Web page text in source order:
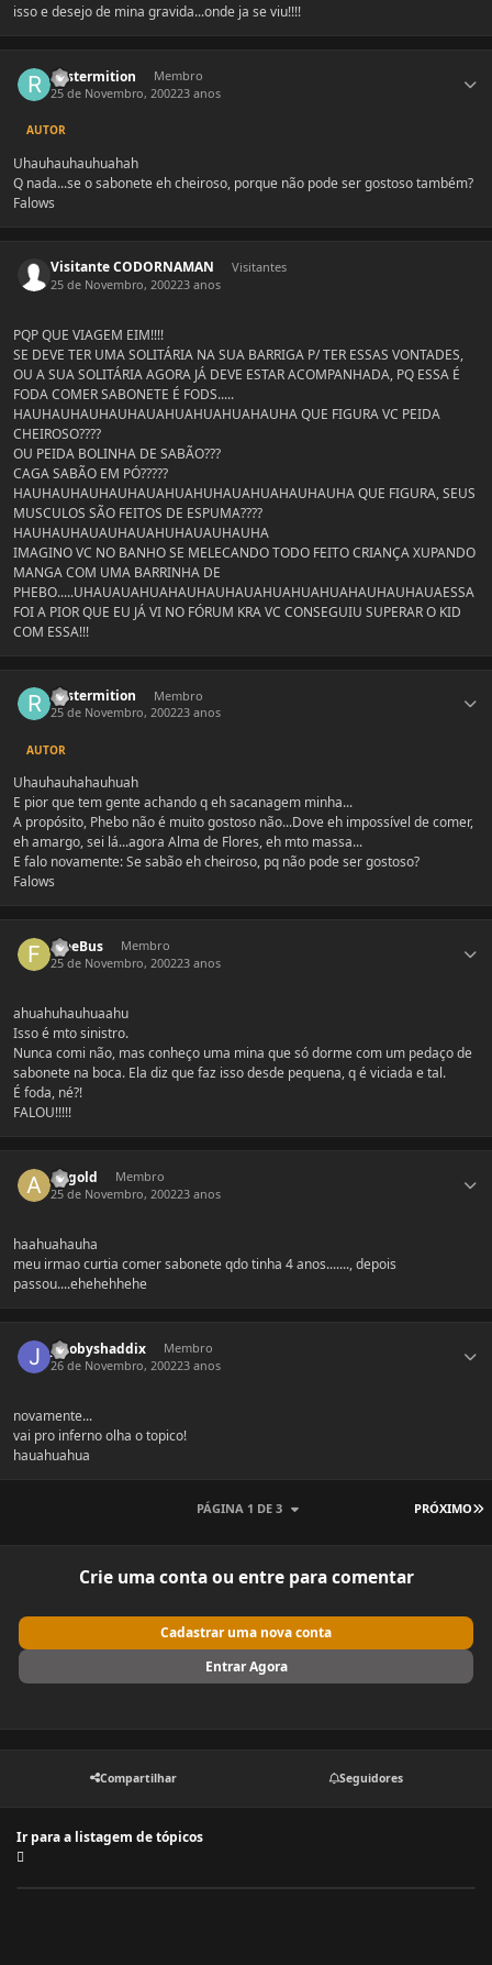
isso e desejo de mina gravida...onde ja se viu!!!!
Rastermition
Membro
25 de Novembro, 200223 anos
AUTOR
Uhauhauhauhuahah
Q nada...se o sabonete eh cheiroso, porque não pode ser gostoso também?
Falows
Visitante CODORNAMAN
Visitantes
25 de Novembro, 200223 anos
PQP QUE VIAGEM EIM!!!!
SE DEVE TER UMA SOLITÁRIA NA SUA BARRIGA P/ TER ESSAS VONTADES,
OU A SUA SOLITÁRIA AGORA JÁ DEVE ESTAR ACOMPANHADA, PQ ESSA É
FODA COMER SABONETE É FODS.....
HAUHAUHAUHAUHAUAHUAHUAHUAHAUHA QUE FIGURA VC PEIDA
CHEIROSO????
OU PEIDA BOLINHA DE SABÃO???
CAGA SABÃO EM PÓ?????
HAUHAUHAUHAUHAUAHUAHUHAUAHUAHAUHAUHA QUE FIGURA, SEUS
MUSCULOS SÃO FEITOS DE ESPUMA????
HAUHAUHAUAUHAUAHUHAUAUHAUHA
IMAGINO VC NO BANHO SE MELECANDO TODO FEITO CRIANÇA XUPANDO
MANGA COM UMA BARRINHA DE
PHEBO.....UHAUAUAHUAHAUHAUHAUAHUAHUAHUAHAUHAUHAUAESSA
FOI A PIOR QUE EU JÁ VI NO FÓRUM KRA VC CONSEGUIU SUPERAR O KID
COM ESSA!!!
Rastermition
Membro
25 de Novembro, 200223 anos
AUTOR
Uhauhauhahauhuah
E pior que tem gente achando q eh sacanagem minha...
A propósito, Phebo não é muito gostoso não...Dove eh impossível de comer,
eh amargo, sei lá...agora Alma de Flores, eh mto massa...
E falo novamente: Se sabão eh cheiroso, pq não pode ser gostoso?
Falows
FreeBus
Membro
25 de Novembro, 200223 anos
ahuahuhauhuaahu
Isso é mto sinistro.
Nunca comi não, mas conheço uma mina que só dorme com um pedaço de
sabonete na boca. Ela diz que faz isso desde pequena, q é viciada e tal.
É foda, né?!
FALOU!!!!!
arigold
Membro
25 de Novembro, 200223 anos
haahuahauha
meu irmao curtia comer sabonete qdo tinha 4 anos......., depois
passou....ehehehhehe
jacobyshaddix
Membro
26 de Novembro, 200223 anos
novamente...
vai pro inferno olha o topico!
hauahuahua
PRÓXIMO
PÁGINA 1 DE 3
Crie uma conta ou entre para comentar
Cadastrar uma nova conta
Entrar Agora
Compartilhar Seguidores
Ir para a listagem de tópicos